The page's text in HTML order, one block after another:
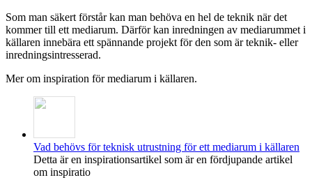
Som man säkert förstår kan man behöva en hel de teknik när det
kommer till ett mediarum. Därför kan inredningen av mediarummet i
källaren innebära ett spännande projekt för den som är teknik- eller
inredningsintresserad.
Mer om inspiration för mediarum i källaren.
Vad behövs för teknisk utrustning för ett mediarum i källaren
Detta är en inspirationsartikel som är en fördjupande artikel
om inspiratio